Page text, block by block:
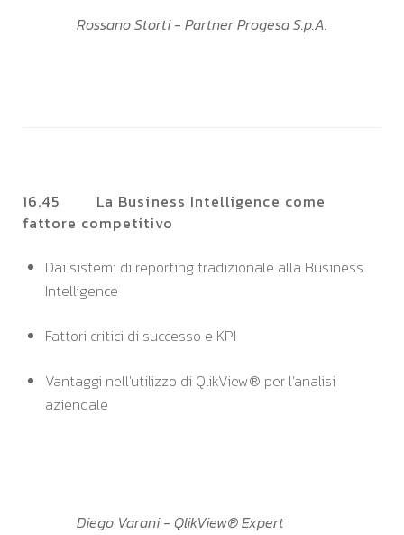
Rossano Storti - Partner Progesa S.p.A.
16.45 La Business Intelligence come
fattore competitivo
Dai sistemi di reporting tradizionale alla Business
Intelligence
Fattori critici di successo e KPI
Vantaggi nell'utilizzo di QlikView® per l’analisi
aziendale
Diego Varani - QlikView® Expert